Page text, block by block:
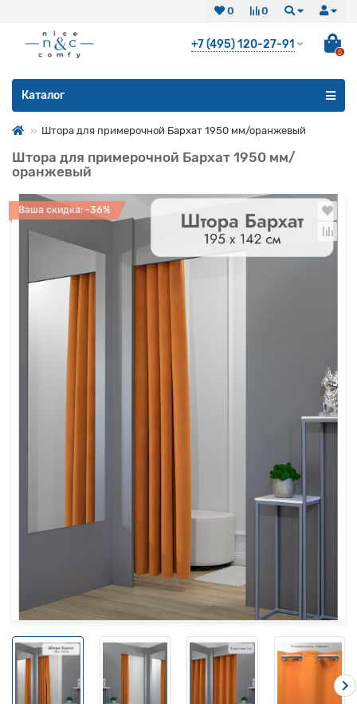
0
0
+7 (495) 120-27-91
0
Каталог
Штора для примерочной Бархат 1950 мм/оранжевый
Штора для примерочной Бархат 1950 мм/
оранжевый
Ваша скидка: -36%